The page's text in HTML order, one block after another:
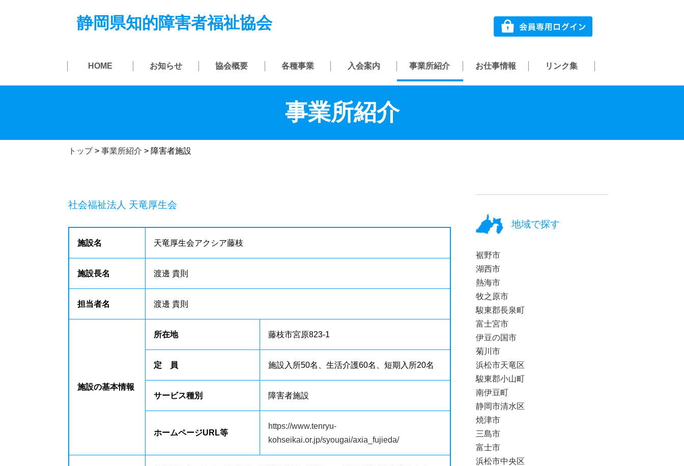
静岡県知的障害者福祉協会
HOME お知らせ 協会概要 各種事業 入会案内 事業所紹介 お仕事情報 リンク集
事業所紹介
トップ>事業所紹介 > 障害者施設
社会福祉法人 天竜厚生会
施設名 天竜厚生会アクシア藤枝
施設長名 渡邊 貴則
担当者名 渡邊 貴則
施設の基本情報
所在地 藤枝市宮原823-1
定 員 施設入所50名、生活介護60名、短期入所20名
サービス種別 障害者施設
ホームページURL等
https://www.tenryu-
kohseikai.or.jp/syougai/axia_fujieda/
地域で探す
裾野市
湖西市
熱海市
牧之原市
駿東郡長泉町
富士宮市
伊豆の国市
菊川市
浜松市天竜区
駿東郡小山町
南伊豆町
静岡市清水区
焼津市
三島市
富士市
浜松市中央区